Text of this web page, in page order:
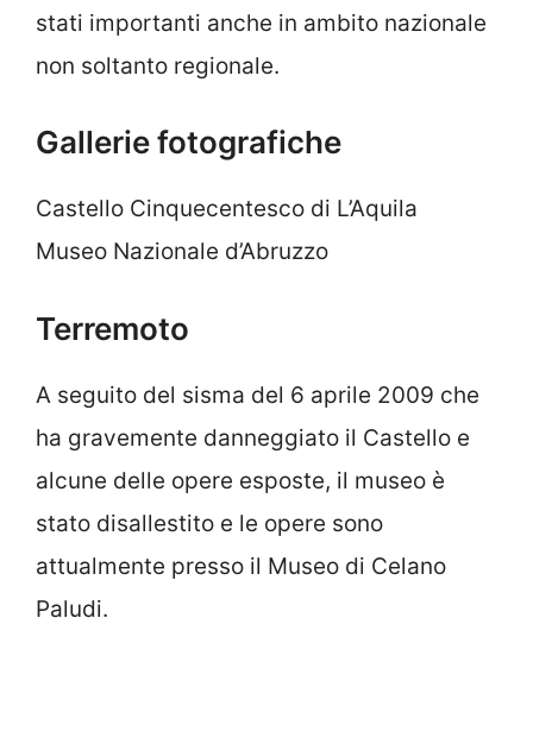
stati importanti anche in ambito nazionale
non soltanto regionale.
Gallerie fotografiche
Castello Cinquecentesco di L’Aquila
Museo Nazionale d’Abruzzo
Terremoto
A seguito del sisma del 6 aprile 2009 che
ha gravemente danneggiato il Castello e
alcune delle opere esposte, il museo è
stato disallestito e le opere sono
attualmente presso il Museo di Celano
Paludi.